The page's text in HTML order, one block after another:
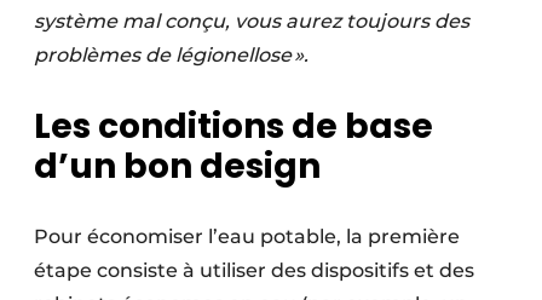
système mal conçu, vous aurez toujours des
problèmes de légionellose ».
Les conditions de base
d’un bon design
Pour économiser l’eau potable, la première
étape consiste à utiliser des dispositifs et des